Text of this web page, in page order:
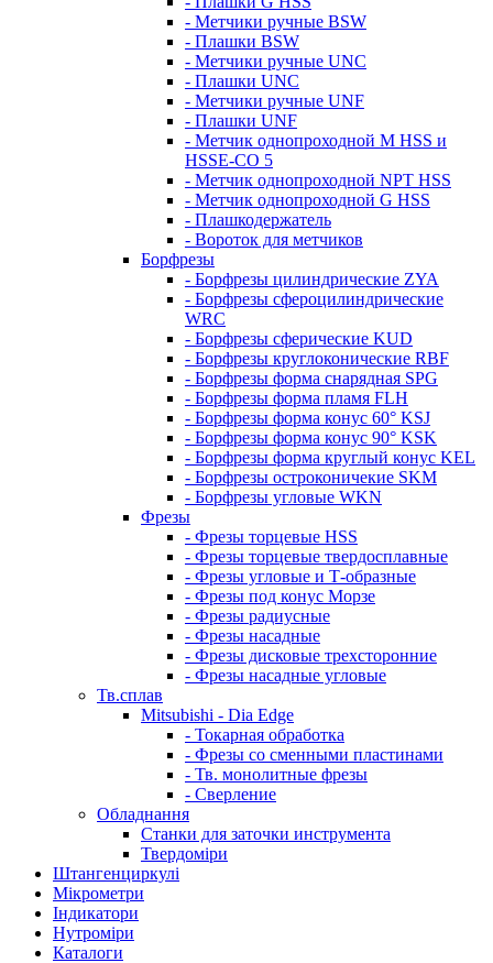
- Метчики ручные BSW
- Плашки BSW
- Метчики ручные UNC
- Плашки UNC
- Метчики ручные UNF
- Плашки UNF
- Метчик однопроходной M HSS и
HSSE-CO 5
- Метчик однопроходной NPT HSS
- Метчик однопроходной G HSS
- Плашкодержатель
- Вороток для метчиков
Борфрезы
- Борфрезы цилиндрические ZYA
- Борфрезы сфероцилиндрические
WRC
- Борфрезы сферические KUD
- Борфрезы круглоконические RBF
- Борфрезы форма снарядная SPG
- Борфрезы форма пламя FLH
- Борфрезы форма конус 60° KSJ
- Борфрезы форма конус 90° KSK
- Борфрезы форма круглый конус KEL
- Борфрезы остроконичекие SKM
- Борфрезы угловые WKN
Фрезы
- Фрезы торцевые HSS
- Фрезы торцевые твердосплавные
- Фрезы угловые и Т-образные
- Фрезы под конус Морзе
- Фрезы радиусные
- Фрезы насадные
- Фрезы дисковые трехсторонние
- Фрезы насадные угловые
Тв.сплав
Mitsubishi - Dia Edge
- Токарная обработка
- Фрезы со сменными пластинами
- Тв. монолитные фрезы
- Сверление
Обладнання
Станки для заточки инструмента
Твердоміри
Штангенциркулі
Мікрометри
Індикатори
Нутроміри
Каталоги